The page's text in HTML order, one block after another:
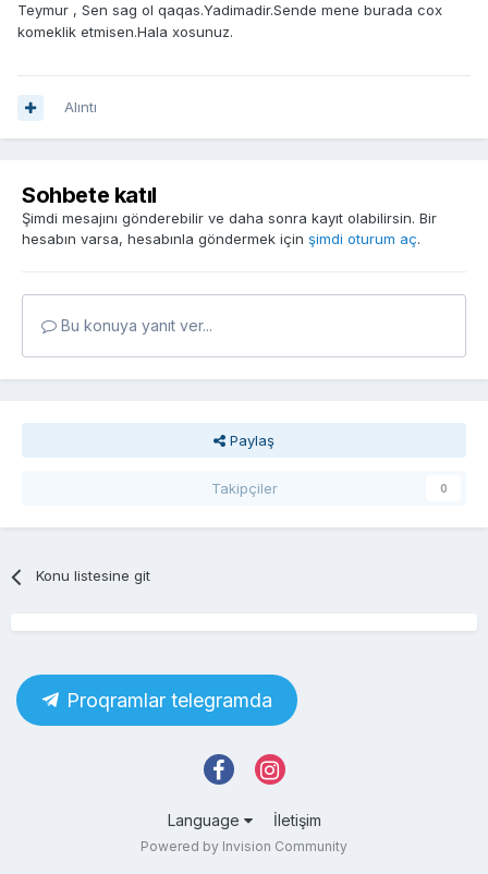
Teymur , Sen sag ol qaqas.Yadimadir.Sende mene burada cox
komeklik etmisen.Hala xosunuz.
Alıntı
Sohbete katıl
Şimdi mesajını gönderebilir ve daha sonra kayıt olabilirsin. Bir
hesabın varsa, hesabınla göndermek için şimdi oturum aç.
Bu konuya yanıt ver...
Paylaş
Takipçiler 0
Konu listesine git
Proqramlar telegramda
Language İletişim
Powered by Invision Community